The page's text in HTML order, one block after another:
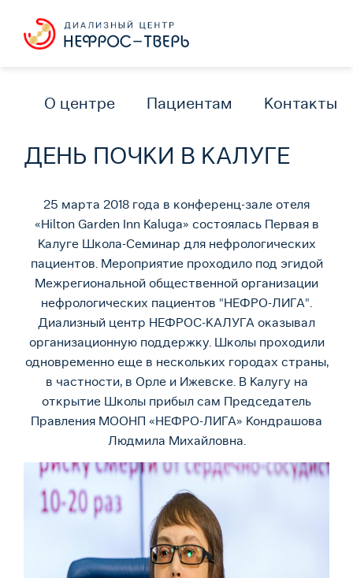
О центре Пациентам Контакты
ДЕНЬ ПОЧКИ В КАЛУГЕ
25 марта 2018 года в конференц-зале отеля
«Hilton Garden Inn Kaluga» состоялась Первая в
Калуге Школа-Семинар для нефрологических
пациентов. Мероприятие проходило под эгидой
Межрегиональной общественной организации
нефрологических пациентов "НЕФРО-ЛИГА".
Диализный центр НЕФРОС-КАЛУГА оказывал
организационную поддержку. Школы проходили
одновременно еще в нескольких городах страны,
в частности, в Орле и Ижевске. В Калугу на
открытие Школы прибыл сам Председатель
Правления МООНП «НЕФРО-ЛИГА» Кондрашова
Людмила Михайловна.